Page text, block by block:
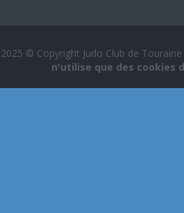
2025 © Copyright Judo Club de
n'utilise que des cookies